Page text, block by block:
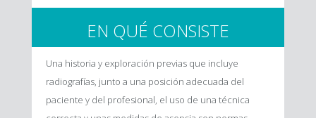
EN QUÉ CONSISTE
Una historia y exploración previas que incluye
radiografías, junto a una posición adecuada del
paciente y del profesional, el uso de una técnica